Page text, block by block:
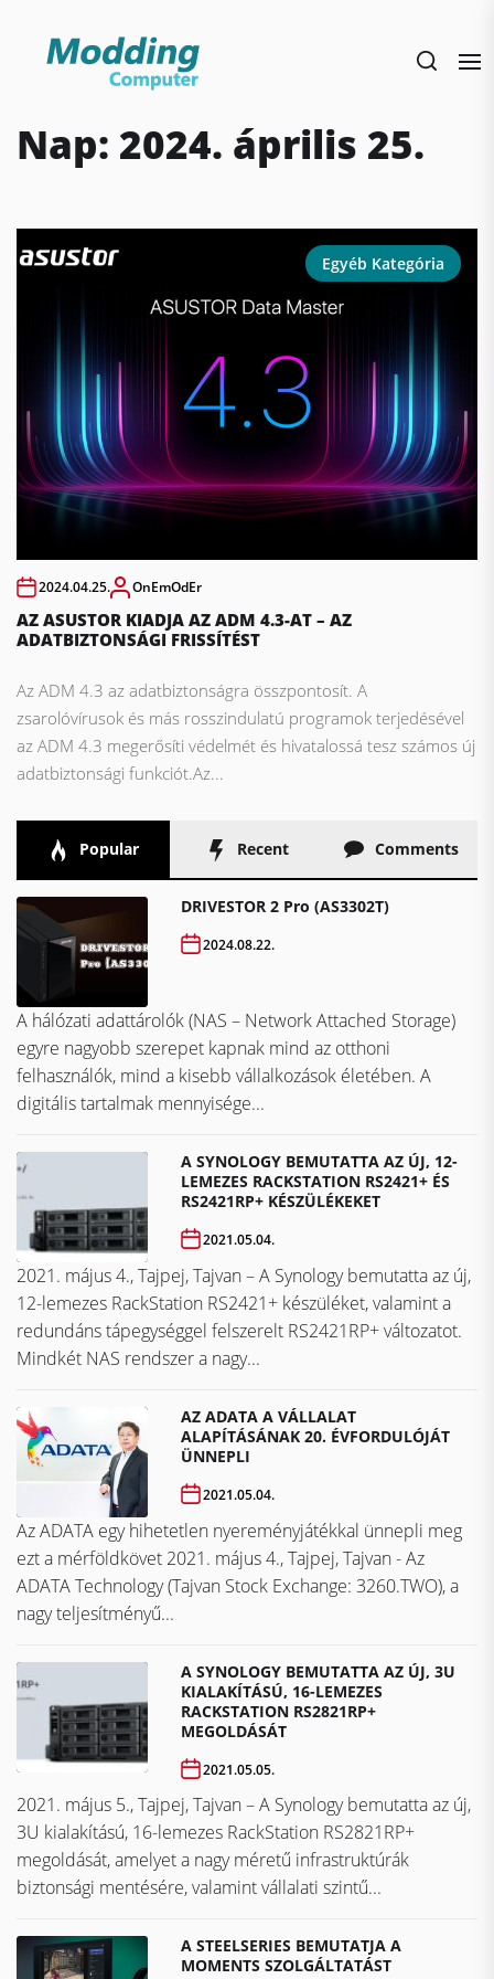
Nap: 2024. április 25.
Egyéb Kategória
2024.04.25. OnEmOdEr
AZ ASUSTOR KIADJA AZ ADM 4.3-AT – AZ
ADATBIZTONSÁGI FRISSÍTÉST
Az ADM 4.3 az adatbiztonságra összpontosít. A
zsarolóvírusok és más rosszindulatú programok terjedésével
az ADM 4.3 megerősíti védelmét és hivatalossá tesz számos új
adatbiztonsági funkciót.Az...
Popular Recent Comments
DRIVESTOR 2 Pro (AS3302T)
2024.08.22.
A hálózati adattárolók (NAS – Network Attached Storage)
egyre nagyobb szerepet kapnak mind az otthoni
felhasználók, mind a kisebb vállalkozások életében. A
digitális tartalmak mennyisége...
A SYNOLOGY BEMUTATTA AZ ÚJ, 12-
LEMEZES RACKSTATION RS2421+ ÉS
RS2421RP+ KÉSZÜLÉKEKET
2021.05.04.
2021. május 4., Tajpej, Tajvan – A Synology bemutatta az új,
12-lemezes RackStation RS2421+ készüléket, valamint a
redundáns tápegységgel felszerelt RS2421RP+ változatot.
Mindkét NAS rendszer a nagy...
AZ ADATA A VÁLLALAT
ALAPÍTÁSÁNAK 20. ÉVFORDULÓJÁT
ÜNNEPLI
2021.05.04.
Az ADATA egy hihetetlen nyereményjátékkal ünnepli meg
ezt a mérföldkövet ​​​​​​​2021. május 4., Tajpej, Tajvan - Az
ADATA Technology (Tajvan Stock Exchange: 3260.TWO), a
nagy teljesítményű...
A SYNOLOGY BEMUTATTA AZ ÚJ, 3U
KIALAKÍTÁSÚ, 16-LEMEZES
RACKSTATION RS2821RP+
MEGOLDÁSÁT
2021.05.05.
2021. május 5., Tajpej, Tajvan – A Synology bemutatta az új,
3U kialakítású, 16-lemezes RackStation RS2821RP+
megoldását, amelyet a nagy méretű infrastruktúrák
biztonsági mentésére, valamint vállalati szintű...
A STEELSERIES BEMUTATJA A
MOMENTS SZOLGÁLTATÁST